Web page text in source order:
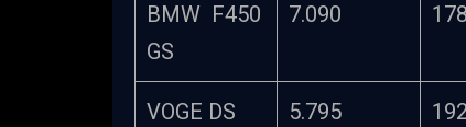
BMW F450
GS
7.090 178
VOGE DS
5.795 192